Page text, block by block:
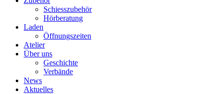
Schiesszubehör
Hörberatung
Laden
Öffnungszeiten
Atelier
Über uns
Geschichte
Verbände
News
Aktuelles